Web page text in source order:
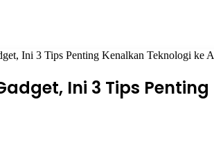
Ini 3 Tips Penting Kenalkan Teknologi ke
Ini 3 Tips